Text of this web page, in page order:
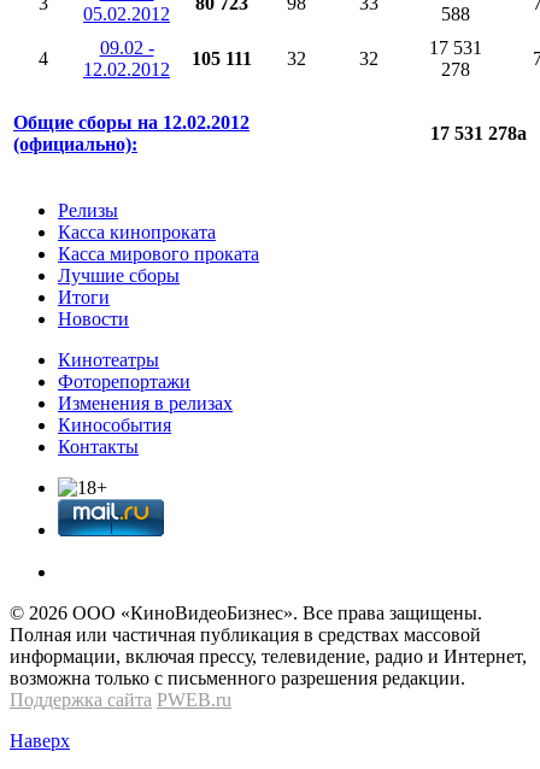
05.02.2012
588
4
09.02 -
12.02.2012
105 111 32 32
17 531
278
Общие сборы на 12.02.2012
(официально):
17 531 278a
Релизы
Касса кинопроката
Касса мирового проката
Лучшие сборы
Итоги
Новости
Кинотеатры
Фоторепортажи
Изменения в релизах
Кинособытия
Контакты
© 2026 OOО «КиноВидеоБизнес». Все права защищены.
Полная или частичная публикация в средствах массовой
информации, включая прессу, телевидение, радио и Интернет,
возможна только с письменного разрешения редакции.
Поддержка сайта PWEB.ru
Наверх